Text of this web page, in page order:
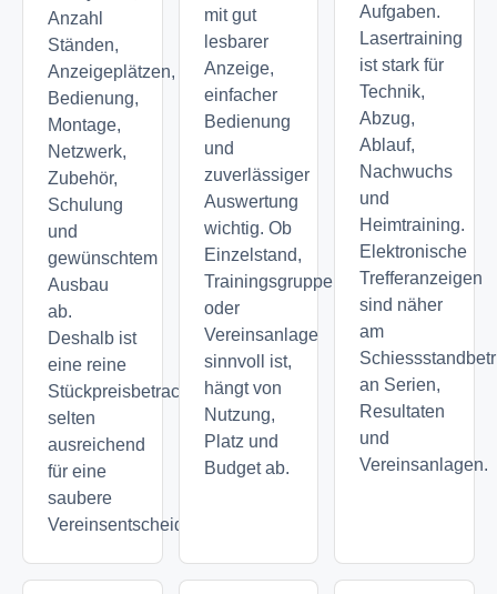
Anzahl
Ständen,
Anzeigeplätzen,
Bedienung,
Montage,
Netzwerk,
Zubehör,
Schulung
und
gewünschtem
Ausbau
ab.
Deshalb ist
eine reine
Stückpreisbetrachtung
selten
ausreichend
für eine
saubere
Vereinsentscheidung.
mit gut
lesbarer
Anzeige,
einfacher
Bedienung
und
zuverlässiger
Auswertung
wichtig. Ob
Einzelstand,
Trainingsgruppe
oder
Vereinsanlage
sinnvoll ist,
hängt von
Nutzung,
Platz und
Budget ab.
Aufgaben.
Lasertraining
ist stark für
Technik,
Abzug,
Ablauf,
Nachwuchs
und
Heimtraining.
Elektronische
Trefferanzeigen
sind näher
am
an Serien,
Resultaten
und
Vereinsanlagen.